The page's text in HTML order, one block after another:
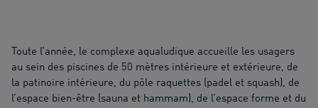
Toute l’année, le complexe aqualudique accueille les usagers
au sein des piscines de 50 mètres intérieure et extérieure, de
la patinoire intérieure, du pôle raquettes (padel et squash), de
l’espace bien-être (sauna et hammam), de l’espace forme et du